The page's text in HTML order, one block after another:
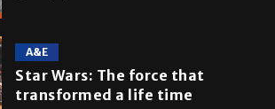
A&E
Star Wars: The force that
transformed a life time